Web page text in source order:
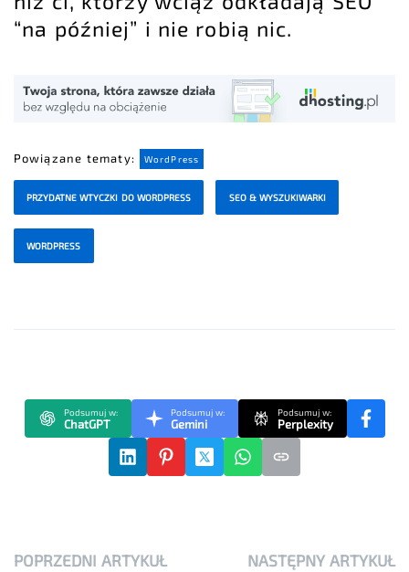
“na później” i nie robią nic.
Powiązane tematy: WordPress
PRZYDATNE WTYCZKI DO WORDPRESS SEO & WYSZUKIWARKI
WORDPRESS
Podsumuj w:
ChatGPT
Podsumuj w:
Gemini
Podsumuj w:
Perplexity
POPRZEDNI ARTYKUŁ NASTĘPNY ARTYKUŁ